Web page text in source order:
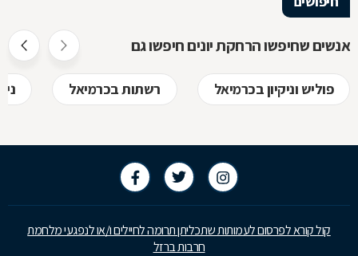
אנשים שחיפשו הרחקת יונים חיפשו גם
פוליש וניקיון בכרמיאל רשתות בכרמיאל
קול קורא לפרסום לעמותות שתכליתן תרומה לחיילים ו/או לנפגעי מלחמת
חרבות ברזל